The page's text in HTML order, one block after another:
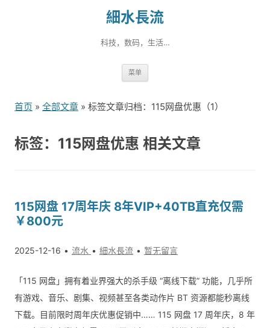
細水長流
科技，数码，生活…
菜单
到
首页 » 全部文章 » 标签文章归档：115网盘优惠（1）
标签：115网盘优惠 相关文章
115网盘 17周年庆 8年VIP+40TB直充仅需
￥800元
2025-12-16 流水 細水長流 暂无留言
「115 网盘」拥有着业界强大的杀手级 “离线下载” 功能，几乎所
有游戏、音乐、剧集、视频甚至各类动作片 BT 资源都能秒离线
下载。目前限时周年庆优惠促销中…… 115 网盘 17 周年庆，8 年